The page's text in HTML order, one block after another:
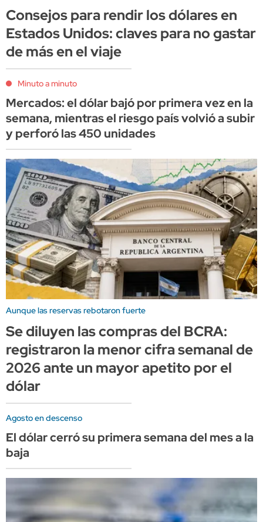
Consejos para rendir los dólares en
Estados Unidos: claves para no gastar
de más en el viaje
Minuto a minuto
Mercados: el dólar bajó por primera vez en la
semana, mientras el riesgo país volvió a subir
y perforó las 450 unidades
Aunque las reservas rebotaron fuerte
Se diluyen las compras del BCRA:
registraron la menor cifra semanal de
2026 ante un mayor apetito por el
dólar
Agosto en descenso
El dólar cerró su primera semana del mes a la
baja